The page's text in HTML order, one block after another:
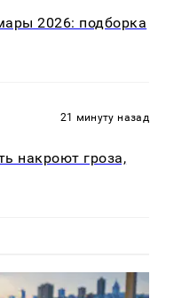
2026: подборка
21 минуту назад
накроют гроза,